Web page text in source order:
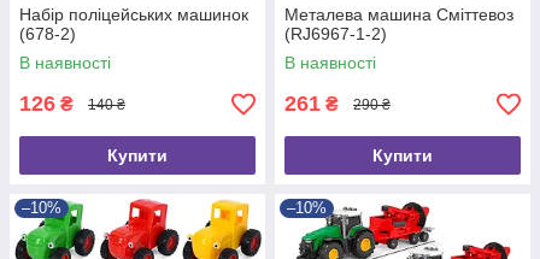
Набір поліцейських машинок
(678-2)
В наявності
126 ₴ 140 ₴
Купити
Металева машина Сміттевоз
(RJ6967-1-2)
В наявності
261 ₴ 290 ₴
Купити
–10% –10%